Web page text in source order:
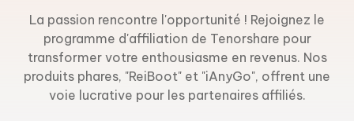
PDNob
PDF
Editor
New
La passion rencontre l'opportunité ! Rejoignez le
programme d'affiliation de Tenorshare pour
transformer votre enthousiasme en revenus. Nos
produits phares, "ReiBoot" et "iAnyGo", offrent une
voie lucrative pour les partenaires affiliés.